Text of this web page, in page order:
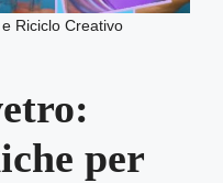
Riciclo Creativo
per